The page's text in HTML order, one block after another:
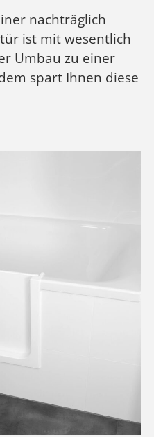
nachträglich
ist mit wesentlich
Umbau zu einer
spart Ihnen diese